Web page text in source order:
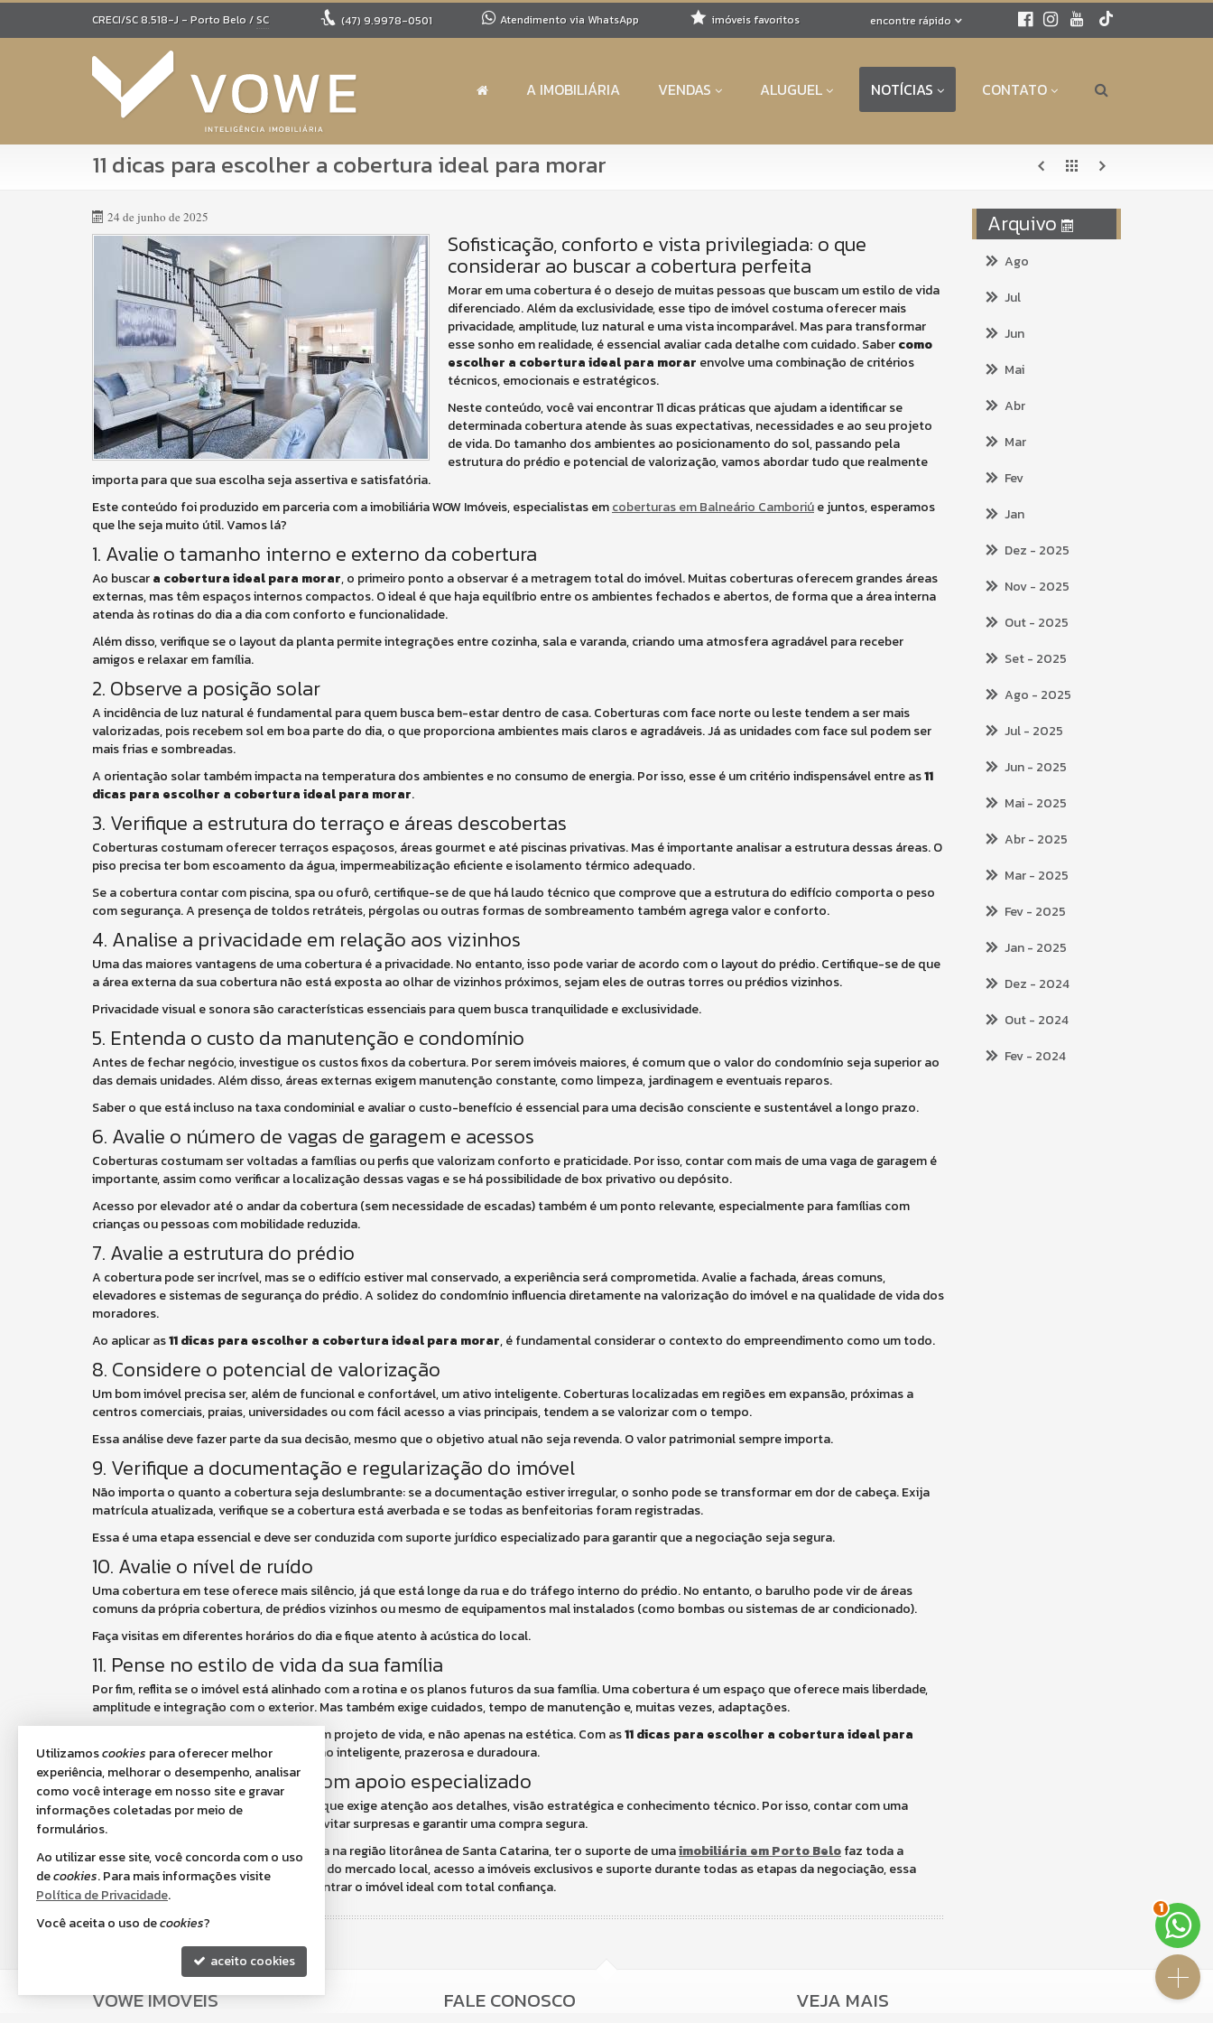
CRECI/SC 8.518-J - Porto Belo /SC (47)9.9978-0501 Atendimento via WhatsApp encontre rápido
imóveis favoritos
A IMOBILIÁRIA VENDAS ALUGUEL NOTÍCIAS CONTATO
11 dicas para escolher a cobertura ideal para morar
24 de junho de 2025
Sofisticação, conforto e vista privilegiada: o que
considerar ao buscar a cobertura perfeita
Morar em uma cobertura é o desejo de muitas pessoas que buscam um estilo de vida
diferenciado. Além da exclusividade, esse tipo de imóvel costuma oferecer mais
privacidade, amplitude, luz natural e uma vista incomparável. Mas para transformar
esse sonho em realidade, é essencial avaliar cada detalhe com cuidado. Sabercomo
escolher a cobertura ideal para morar envolve uma combinação de critérios
técnicos, emocionais e estratégicos.
Neste conteúdo, você vai encontrar 11 dicas práticas que ajudam a identificar se
determinada cobertura atende às suas expectativas, necessidades e ao seu projeto
de vida. Do tamanho dos ambientes ao posicionamento do sol, passando pela
estrutura do prédio e potencial de valorização, vamos abordar tudo que realmente
importa para que sua escolha seja assertiva e satisfatória.
Este conteúdo foi produzido em parceria com a imobiliária WOW Imóveis, especialistas emcoberturas em Balneário Camboriúe juntos, esperamos
que lhe seja muito útil. Vamos lá?
1. Avalie o tamanho interno e externo da cobertura
Ao buscara cobertura ideal para morar, o primeiro ponto a observar é a metragem total do imóvel. Muitas coberturas oferecem grandes áreas
externas, mas têm espaços internos compactos. O ideal é que haja equilíbrio entre os ambientes fechados e abertos, de forma que a área interna
atenda às rotinas do dia a dia com conforto e funcionalidade.
Além disso, verifique se o layout da planta permite integrações entre cozinha, sala e varanda, criando uma atmosfera agradável para receber
amigos e relaxar em família.
2. Observe a posição solar
A incidência de luz natural é fundamental para quem busca bem-estar dentro de casa. Coberturas com face norte ou leste tendem a ser mais
valorizadas, pois recebem sol em boa parte do dia, o que proporciona ambientes mais claros e agradáveis. Já as unidades com face sul podem ser
mais frias e sombreadas.
A orientação solar também impacta na temperatura dos ambientes e no consumo de energia. Por isso, esse é um critério indispensável entre as11
dicas para escolher a cobertura ideal para morar.
3. Verifique a estrutura do terraço e áreas descobertas
Coberturas costumam oferecer terraços espaçosos, áreas gourmet e até piscinas privativas. Mas é importante analisar a estrutura dessas áreas. O
piso precisa ter bom escoamento da água, impermeabilização eficiente e isolamento térmico adequado.
Se a cobertura contar com piscina, spa ou ofurô, certifique-se de que há laudo técnico que comprove que a estrutura do edifício comporta o peso
com segurança. A presença de toldos retráteis, pérgolas ou outras formas de sombreamento também agrega valor e conforto.
4. Analise a privacidade em relação aos vizinhos
Uma das maiores vantagens de uma cobertura é a privacidade. No entanto, isso pode variar de acordo com o layout do prédio. Certifique-se de que
a área externa da sua cobertura não está exposta ao olhar de vizinhos próximos, sejam eles de outras torres ou prédios vizinhos.
Privacidade visual e sonora são características essenciais para quem busca tranquilidade e exclusividade.
5. Entenda o custo da manutenção e condomínio
Antes de fechar negócio, investigue os custos fixos da cobertura. Por serem imóveis maiores, é comum que o valor do condomínio seja superior ao
das demais unidades. Além disso, áreas externas exigem manutenção constante, como limpeza, jardinagem e eventuais reparos.
Saber o que está incluso na taxa condominial e avaliar o custo-benefício é essencial para uma decisão consciente e sustentável a longo prazo.
6. Avalie o número de vagas de garagem e acessos
Coberturas costumam ser voltadas a famílias ou perfis que valorizam conforto e praticidade. Por isso, contar com mais de uma vaga de garagem é
importante, assim como verificar a localização dessas vagas e se há possibilidade de box privativo ou depósito.
Acesso por elevador até o andar da cobertura (sem necessidade de escadas) também é um ponto relevante, especialmente para famílias com
crianças ou pessoas com mobilidade reduzida.
7. Avalie a estrutura do prédio
A cobertura pode ser incrível, mas se o edifício estiver mal conservado, a experiência será comprometida. Avalie a fachada, áreas comuns,
elevadores e sistemas de segurança do prédio. A solidez do condomínio influencia diretamente na valorização do imóvel e na qualidade de vida dos
moradores.
Ao aplicar as11 dicas para escolher a cobertura ideal para morar, é fundamental considerar o contexto do empreendimento como um todo.
8. Considere o potencial de valorização
Um bom imóvel precisa ser, além de funcional e confortável, um ativo inteligente. Coberturas localizadas em regiões em expansão, próximas a
centros comerciais, praias, universidades ou com fácil acesso a vias principais, tendem a se valorizar com o tempo.
Essa análise deve fazer parte da sua decisão, mesmo que o objetivo atual não seja revenda. O valor patrimonial sempre importa.
9. Verifique a documentação e regularização do imóvel
Não importa o quanto a cobertura seja deslumbrante: se a documentação estiver irregular, o sonho pode se transformar em dor de cabeça. Exija
matrícula atualizada, verifique se a cobertura está averbada e se todas as benfeitorias foram registradas.
Essa é uma etapa essencial e deve ser conduzida com suporte jurídico especializado para garantir que a negociação seja segura.
10. Avalie o nível de ruído
Uma cobertura em tese oferece mais silêncio, já que está longe da rua e do tráfego interno do prédio. No entanto, o barulho pode vir de áreas
comuns da própria cobertura, de prédios vizinhos ou mesmo de equipamentos mal instalados (como bombas ou sistemas de ar condicionado).
Faça visitas em diferentes horários do dia e fique atento à acústica do local.
11. Pense no estilo de vida da sua família
Por fim, reflita se o imóvel está alinhado com a rotina e os planos futuros da sua família. Uma cobertura é um espaço que oferece mais liberdade,
amplitude e integração com o exterior. Mas também exige cuidados, tempo de manutenção e, muitas vezes, adaptações.
A escolha deve ser feita com base em um projeto de vida, e não apenas na estética. Com as11 dicas para escolher a cobertura ideal para
morar, você se prepara para uma decisão inteligente, prazerosa e duradoura.
A importância de contar com apoio especializado
Escolher uma cobertura é um processo que exige atenção aos detalhes, visão estratégica e conhecimento técnico. Por isso, contar com uma
equipe experiente é fundamental para evitar surpresas e garantir uma compra segura.
Se você está em busca de uma cobertura na região litorânea de Santa Catarina, ter o suporte de umaimobiliária em Porto Belofaz toda a
diferença. Com conhecimento profundo do mercado local, acesso a imóveis exclusivos e suporte durante todas as etapas da negociação, essa
parceria aumenta suas chances de encontrar o imóvel ideal com total confiança.
Arquivo
Ago
Jul
Jun
Mai
Abr
Mar
Fev
Jan
Dez - 2025
Nov- 2025
Out- 2025
Set- 2025
Ago - 2025
Jul- 2025
Jun- 2025
Mai- 2025
Abr- 2025
Mar- 2025
Fev- 2025
Jan- 2025
Dez - 2024
Out- 2024
Fev- 2024
VOWE IMÓVEIS FALE CONOSCO VEJA MAIS
2
Utilizamoscookies para oferecer melhor
experiência, melhorar o desempenho, analisar
como você interage em nosso site e gravar
informações coletadas por meio de
formulários.
Ao utilizar esse site, você concorda com o uso
decookies. Para mais informações visite
Política de Privacidade.
Você aceita o uso decookies?
aceito cookies